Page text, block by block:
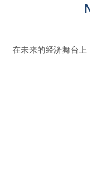
在未来的经济舞台上